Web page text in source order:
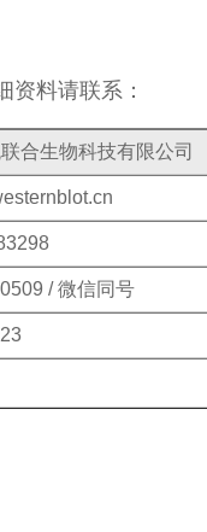
资料请联系：
生物科技有限公司
/ 微信同号